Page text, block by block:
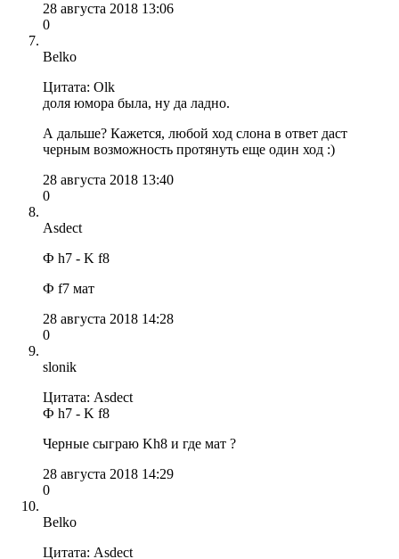
28 августа 2018 13:06
0
Belko
Цитата: Olk
доля юмора была, ну да ладно.
А дальше? Кажется, любой ход слона в ответ даст
черным возможность протянуть еще один ход :)
28 августа 2018 13:40
0
Asdect
Ф h7 - K f8
Ф f7 мат
28 августа 2018 14:28
0
slonik
Цитата: Asdect
Ф h7 - K f8
Черные сыграю Kh8 и где мат ?
28 августа 2018 14:29
0
Belko
Цитата: Asdect